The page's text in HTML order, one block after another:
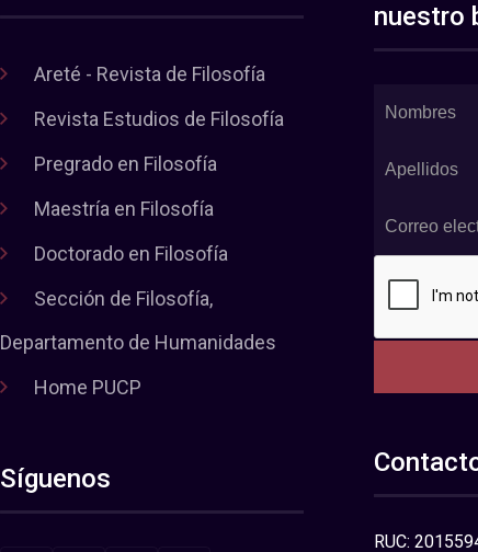
Areté - Revista de Filosofía
Revista Estudios de Filosofía
Pregrado en Filosofía
Maestría en Filosofía
Doctorado en Filosofía
Sección de Filosofía,
Departamento de Humanidades
Home PUCP
Síguenos
nuestro
RUC: